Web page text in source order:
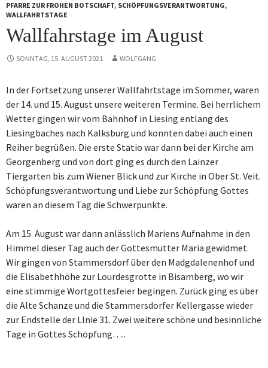
PFARRE ZUR FROHEN BOTSCHAFT, SCHÖPFUNGSVERANTWORTUNG,
WALLFAHRTSTAGE
Wallfahrstage im August
SONNTAG, 15. AUGUST 2021 WOLFGANG
In der Fortsetzung unserer Wallfahrtstage im Sommer, waren
der 14. und 15. August unsere weiteren Termine. Bei herrlichem
Wetter gingen wir vom Bahnhof in Liesing entlang des
Liesingbaches nach Kalksburg und konnten dabei auch einen
Reiher begrüßen. Die erste Statio war dann bei der Kirche am
Georgenberg und von dort ging es durch den Lainzer
Tiergarten bis zum Wiener Blick und zur Kirche in Ober St. Veit.
Schöpfungsverantwortung und Liebe zur Schöpfung Gottes
waren an diesem Tag die Schwerpunkte.
Am 15. August war dann anlässlich Mariens Aufnahme in den
Himmel dieser Tag auch der Gottesmutter Maria gewidmet.
Wir gingen von Stammersdorf über den Madgdalenenhof und
die Elisabethhöhe zur Lourdesgrotte in Bisamberg, wo wir
eine stimmige Wortgottesfeier begingen. Zurück ging es über
die Alte Schanze und die Stammersdorfer Kellergasse wieder
zur Endstelle der LInie 31. Zwei weitere schöne und besinnliche
Tage in Gottes Schöpfung…..